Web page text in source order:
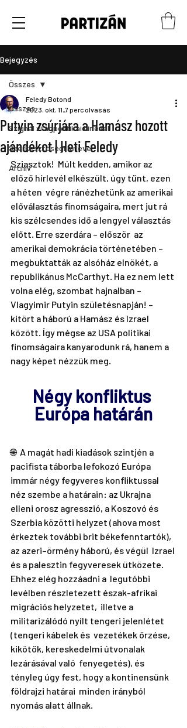
Bejegyzés
Összes
Szignál világpolitikai hírlevél
Szerkesztőségi hírlevél
Archív
Összes
Putyin zsúrjára a Hamász hozott
ajándékot | Heti Feledy
Feledy Botond
2023. okt. 11. 7 perc olvasás
Sziasztok!  Múlt kedden, amikor az
előző hírlevél elkészült, úgy tűnt, ezen
a héten  végre ránézhetünk az amerikai
előválasztás finomságaira, mert jut rá
kis szélcsendes idő a lengyel választás
előtt. Erre szerdára – először  az
amerikai demokrácia történetében –
megbuktatták az alsóház elnökét, a
republikánus McCarthyt. Ha ez nem lett
volna elég, szombat hajnalban –
Vlagyimir Putyin születésnapján! –
kitört a háború a Hamász és Izrael
között. Így mégse az USA politikai
finomságaira kanyarodunk rá, hanem a
nagy képet nézzük meg.
Négy konfliktus
Európa határán
🌐  A magát hadi kiadások szintjén a
pacifista táborba lefokozó Európa
immár négy fegyveres konfliktussal
néz szembe a határain: az Ukrajna
elleni orosz agresszió, a Koszovó és
Szerbia közötti helyzet (ahova most
érkeztek további brit békefenntartók),
az azeri–örmény háború, és végül  Izrael
és a palesztin fegyveresek ütközete.
Ehhez elég hozzáadni a  legutóbbi
levélben részletezett észak-afrikai
migrációs helyzetet,  illetve a
militarizálódó nyílt tengeri jelenlétet
(tengeri kábelek és  vezetékek őrzése,
kikötők, kereskedelmi útvonalak
lezárásával való  fenyegetés), és
tényleg úgy fest, hogy a kontinensünk
földrajzi határai  minden irányból
nyomás alatt állnak.